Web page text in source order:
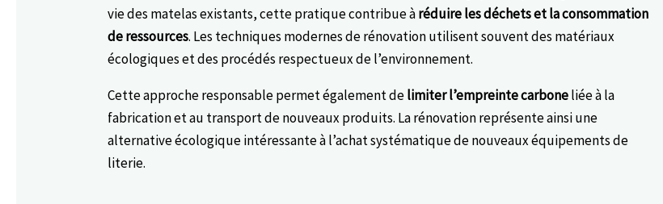
vie des matelas existants, cette pratique contribue àréduire les déchets et la consommation
de ressources. Les techniques modernes de rénovation utilisent souvent des matériaux
écologiques et des procédés respectueux de l’environnement.
Cette approche responsable permet également delimiter l’empreinte carboneliée à la
fabrication et au transport de nouveaux produits. La rénovation représente ainsi une
alternative écologique intéressante à l’achat systématique de nouveaux équipements de
literie.